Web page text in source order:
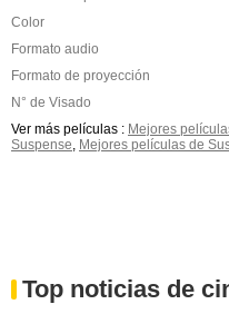
Color
Formato audio
Formato de proyección
N° de Visado
Ver más películas : Mejores
Suspense Mejores películas de
Top noticias de